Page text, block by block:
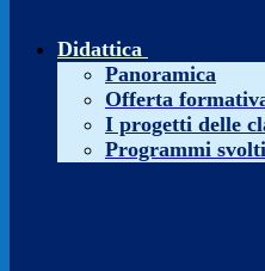
Didattica
Panoramica
Offerta
I progetti delle
Programmi